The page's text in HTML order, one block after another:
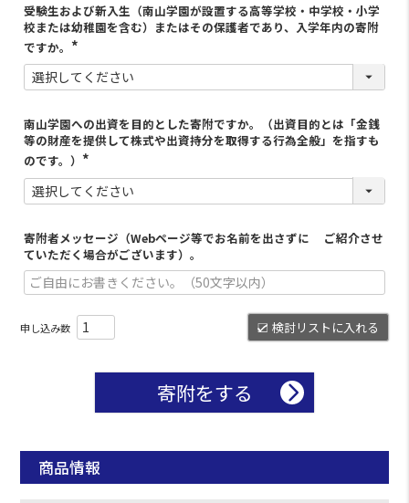
受験生および新入生（南山学園が設置する高等学校・中学校・小学
校または幼稚園を含む）またはその保護者であり、入学年内の寄附
ですか。
南山学園への出資を目的とした寄附ですか。（出資目的とは「金銭
等の財産を提供して株式や出資持分を取得する行為全般」を指すも
のです。）
寄附者メッセージ（Webページ等でお名前を出さずに ご紹介させ
ていただく場合がございます）。
検討リストに入れる
寄附をする
商品情報